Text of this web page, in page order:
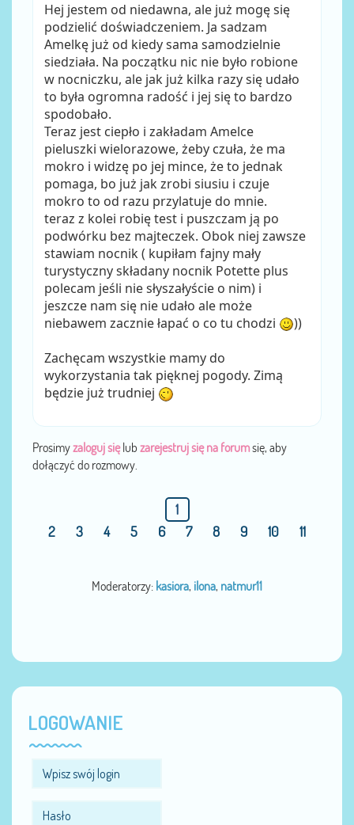
Hej jestem od niedawna, ale już mogę się
podzielić doświadczeniem. Ja sadzam
Amelkę już od kiedy sama samodzielnie
siedziała. Na początku nic nie było robione
w nocniczku, ale jak już kilka razy się udało
to była ogromna radość i jej się to bardzo
spodobało.
Teraz jest ciepło i zakładam Amelce
pieluszki wielorazowe, żeby czuła, że ma
mokro i widzę po jej mince, że to jednak
pomaga, bo już jak zrobi siusiu i czuje
mokro to od razu przylatuje do mnie.
teraz z kolei robię test i puszczam ją po
podwórku bez majteczek. Obok niej zawsze
stawiam nocnik ( kupiłam fajny mały
turystyczny składany nocnik Potette plus
polecam jeśli nie słyszałyście o nim) i
jeszcze nam się nie udało ale może
niebawem zacznie łapać o co tu chodzi
))
Zachęcam wszystkie mamy do
wykorzystania tak pięknej pogody. Zimą
będzie już trudniej
Prosimyzaloguj sięlub zarejestruj się na forumsię, aby
dołączyć do rozmowy.
1
2
3 4 5 6 7 8 9 10 11
Moderatorzy: kasiora, ilona, natmur11
LOGOWANIE